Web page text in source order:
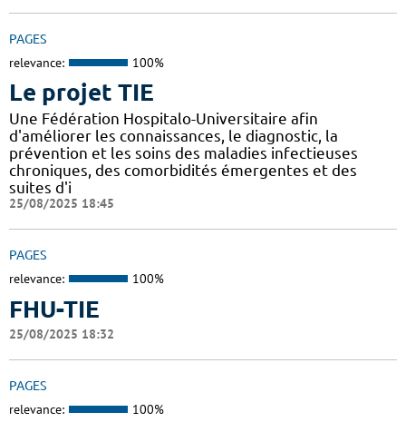
PAGES
relevance: 100%
Le projet TIE
Une Fédération Hospitalo-Universitaire afin
d'améliorer les connaissances, le diagnostic, la
prévention et les soins des maladies infectieuses
chroniques, des comorbidités émergentes et des
suites d'i
25/08/2025 18:45
PAGES
relevance: 100%
FHU-TIE
25/08/2025 18:32
PAGES
relevance: 100%